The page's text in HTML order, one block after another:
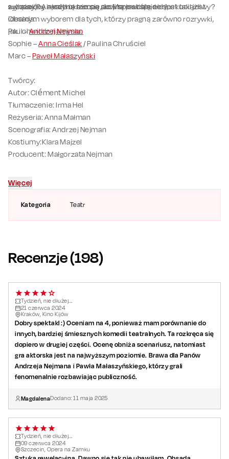
Kategoria Teatr
związek? A może okaże się, że Marc wcale nie jest uciążliwy?
sytuacyjny i wartkie tempo akcji sprawiają, że spektakl jest
idealnym wyborem dla tych, którzy pragną zarówno rozrywki,
jak i chwil do namysłu.
wymiarów, a jedyną rzeczą pewną jest śmiech!
Obsada:
Paul –Andrzej Nejman
Sophie –Anna Cieślak / Paulina Chruściel
Marc –Paweł Małaszyński
Twórcy:
Autor: Clément Michel
Tłumaczenie: Irma Hel
Reżyseria: Anna Małman
Scenografia: Andrzej Nejman
Kostiumy:Klara Majzel
Producent: Małgorzata Nejman
Więcej
Recenzje (198)
Tydzień, nie dłużej...
21 czerwca 2024
Kraków, Kino Kijów
Dobry spektakl :) Oceniam na 4, ponieważ mam porównanie do
innych, bardziej śmiesznych komedii teatralnych. Ta rozkręca się
dopiero w drugiej części. Ocenę obniża scenariusz, natomiast
gra aktorska jest na najwyższym poziomie. Brawa dla Panów
Andrzeja Nejmana i Pawła Małaszyńskiego, którzy grali
fenomenalnie rozbawiając publiczność.
MagdalenaDodano:11 maja 2025
Tydzień, nie dłużej...
09 czerwca 2024
Szczecin, Opera na Zamku